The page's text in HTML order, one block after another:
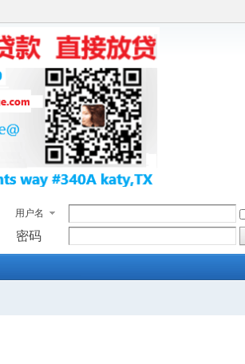
用户名
密码